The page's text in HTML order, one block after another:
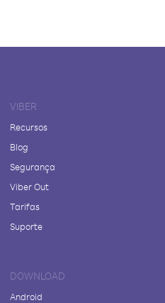
VIBER
Recursos
Blog
Segurança
Viber Out
Tarifas
Suporte
DOWNLOAD
Android